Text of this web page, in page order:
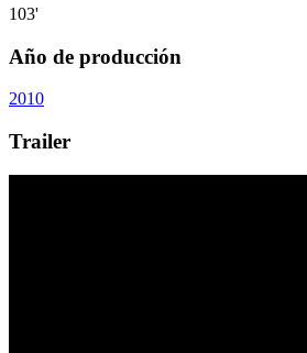
103'
Año de producción
2010
Trailer